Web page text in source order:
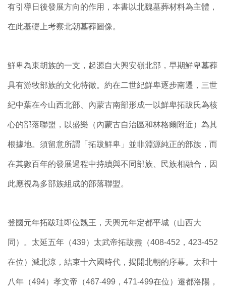
有引導日後發展方向的作用，本書以北魏墓葬材料為主體，
在此基礎上考察北朝墓葬圖像。
鮮卑為東胡族的一支，起源自大興安嶺北部，早期鮮卑墓葬
具有游牧部族的文化特徵。約在二世紀鮮卑逐步南遷，三世
紀中葉在今山西北部、內蒙古南部形成一以鮮卑拓跋氏為核
心的部落聯盟，以盛樂（內蒙古自治區和林格爾附近）為其
根據地。須留意所謂「拓跋鮮卑」並非淵源純正的部族，而
在其數百年的發展過程中持續與不同部族、民族相融合，因
此應視為多部族組成的部落聯盟。
登國元年拓跋珪即位魏王，天興元年定都平城（山西大
同）。太延五年（439）太武帝拓跋燾（408-452，423-452
在位）滅北涼，結束十六國時代，揭開北朝的序幕。太和十
八年（494）孝文帝（467-499，471-499在位）遷都洛陽，